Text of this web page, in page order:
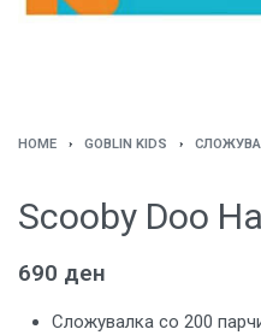
HOME › GOBLIN KIDS ›
Scooby Doo
690 ден
Сложувалка со 200